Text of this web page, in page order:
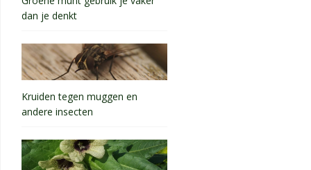
dan je denkt
Kruiden tegen muggen en
andere insecten